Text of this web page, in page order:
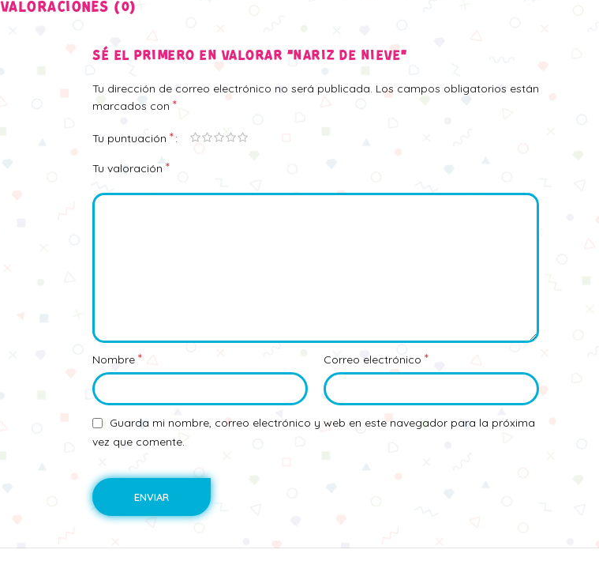
VALORACIONES (0)
SÉ EL PRIMERO EN VALORAR “NARIZ DE NIEVE”
Tu dirección de correo electrónico no será publicada. Los campos obligatorios están
marcados con *
Tu puntuación *
Tu valoración *
Nombre * Correo electrónico *
Guarda mi nombre, correo electrónico y web en este navegador para la próxima
vez que comente.